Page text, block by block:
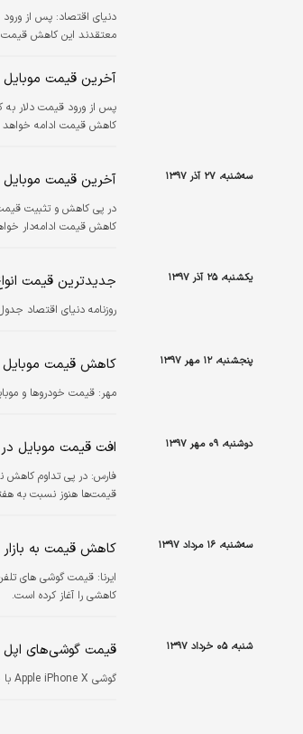
دنیای اقتصاد:
معتقدند این کاهش قیمت
آخرین قیمت موبایل
کاهش قیمت ادامه‌ خواهد
سه‌شنبه، ۲۷ آذر ۱۳۹۷ آخرین قیمت موبایل
کاهش قیمت ادامه‌دار
یکشنبه، ۲۵ آذر ۱۳۹۷ جدیدترین قیمت
روزنامه دنیای اقتصاد
پنجشنبه، ۱۲ مهر ۱۳۹۷ کاهش قیمت موبایل
مهر: قیمت خودروها و
دوشنبه، ۰۹ مهر ۱۳۹۷ افت قیمت موبایل در
فارس: در پی تداوم کاهش
قیمت‌ها هنوز نسبت به هفته گذشته که هر
سه‌شنبه، ۱۶ مرداد ۱۳۹۷ کاهش قیمت به
ایرنا: قیمت گوشی های تلفن
کاهشی را آغاز کرده است.
شنبه، ۰۵ خرداد ۱۳۹۷ قیمت گوشی‌های اپل
گوشی Apple iPhone X با حافظه ۲۵۶ گیگ در بازار با قیمت ۷ میلیون و ۴۰۰ هزار تومان به فروش می‌رسد.